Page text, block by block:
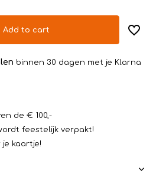
Add to cart
binnen 30 dagen met je Klarna
de € 100,-
feestelijk verpakt!
kaartje!